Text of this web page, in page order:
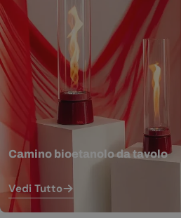
Camino bioetanolo da tavolo
Vedi Tutto